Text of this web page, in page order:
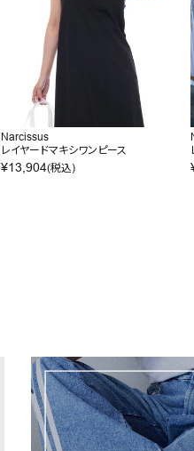
Narcissus
レイヤードマキシワンピース
¥13,904(税込)